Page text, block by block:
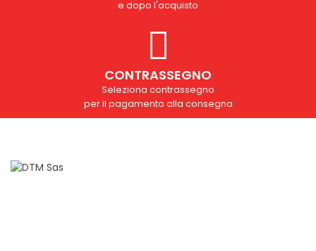
e dopo l'acquisto
CONTRASSEGNO
Seleziona contrassegno
per il pagamento alla consegna